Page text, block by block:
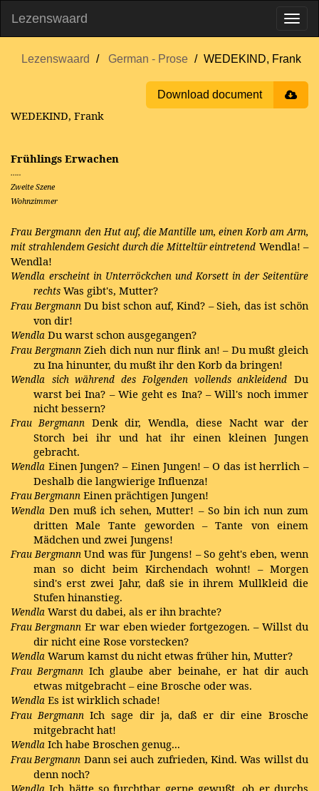
Lezenswaard
Lezenswaard German - Prose WEDEKIND, Frank
Download document
WEDEKIND, Frank
Frühlings Erwachen
…..
Zweite Szene
Wohnzimmer
Frau Bergmann den Hut auf, die Mantille um, einen Korb am Arm,
mit strahlendem Gesicht durch die Mitteltür eintretend Wendla! –
Wendla!
Wendla erscheint in Unterröckchen und Korsett in der Seitentüre
rechts Was gibt's, Mutter?
Frau Bergmann Du bist schon auf, Kind? – Sieh, das ist schön
von dir!
Wendla Du warst schon ausgegangen?
Frau Bergmann Zieh dich nun nur flink an! – Du mußt gleich
zu Ina hinunter, du mußt ihr den Korb da bringen!
Wendla sich während des Folgenden vollends ankleidend Du
warst bei Ina? – Wie geht es Ina? – Will's noch immer
nicht bessern?
Frau Bergmann Denk dir, Wendla, diese Nacht war der
Storch bei ihr und hat ihr einen kleinen Jungen
gebracht.
Wendla Einen Jungen? – Einen Jungen! – O das ist herrlich –
Deshalb die langwierige Influenza!
Frau Bergmann Einen prächtigen Jungen!
Wendla Den muß ich sehen, Mutter! – So bin ich nun zum
dritten Male Tante geworden – Tante von einem
Mädchen und zwei Jungens!
Frau Bergmann Und was für Jungens! – So geht's eben, wenn
man so dicht beim Kirchendach wohnt! – Morgen
sind's erst zwei Jahr, daß sie in ihrem Mullkleid die
Stufen hinanstieg.
Wendla Warst du dabei, als er ihn brachte?
Frau Bergmann Er war eben wieder fortgezogen. – Willst du
dir nicht eine Rose vorstecken?
Wendla Warum kamst du nicht etwas früher hin, Mutter?
Frau Bergmann Ich glaube aber beinahe, er hat dir auch
etwas mitgebracht – eine Brosche oder was.
Wendla Es ist wirklich schade!
Frau Bergmann Ich sage dir ja, daß er dir eine Brosche
mitgebracht hat!
Wendla Ich habe Broschen genug...
Frau Bergmann Dann sei auch zufrieden, Kind. Was willst du
denn noch?
Ich hätte so furchtbar gerne gewußt, ob er durchs